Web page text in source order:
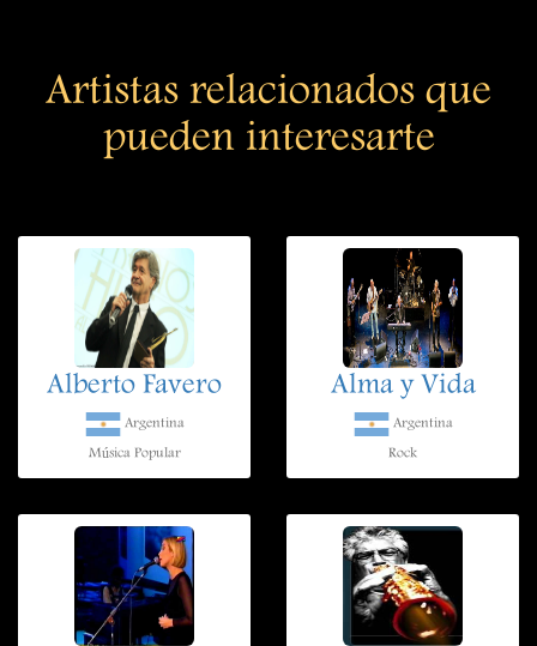
Artistas relacionados que
pueden interesarte
Alberto Favero
Argentina
Música Popular
Alma y Vida
Argentina
Rock